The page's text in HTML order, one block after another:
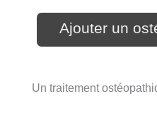
Ajouter un
Un traitement